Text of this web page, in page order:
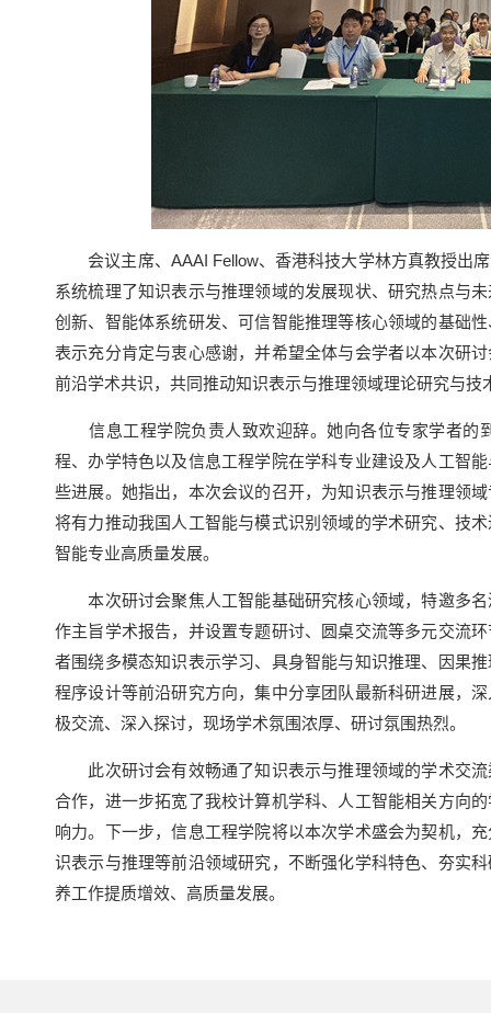
会议主席、AAAI Fellow、香港科技大学林方真教授出
系统梳理了知识表示与推理领域的发展现状、研究热点与
创新、智能体系统研发、可信智能推理等核心领域的基础
表示充分肯定与衷心感谢，并希望全体与会学者以本次研
前沿学术共识，共同推动知识表示与推理领域理论研究与技
信息工程学院负责人致欢迎辞。她向各位专家学者的
程、办学特色以及信息工程学院在学科专业建设及人工智
些进展。她指出，本次会议的召开，为知识表示与推理领
将有力推动我国人工智能与模式识别领域的学术研究、技
智能专业高质量发展。
本次研讨会聚焦人工智能基础研究核心领域，特邀多名
作主旨学术报告，并设置专题研讨、圆桌交流等多元交流
者围绕多模态知识表示学习、具身智能与知识推理、因果
程序设计等前沿研究方向，集中分享团队最新科研进展，
极交流、深入探讨，现场学术氛围浓厚、研讨氛围热烈。
此次研讨会有效畅通了知识表示与推理领域的学术交流
合作，进一步拓宽了我校计算机学科、人工智能相关方向
响力。下一步，信息工程学院将以本次学术盛会为契机，
识表示与推理等前沿领域研究，不断强化学科特色、夯实
养工作提质增效、高质量发展。